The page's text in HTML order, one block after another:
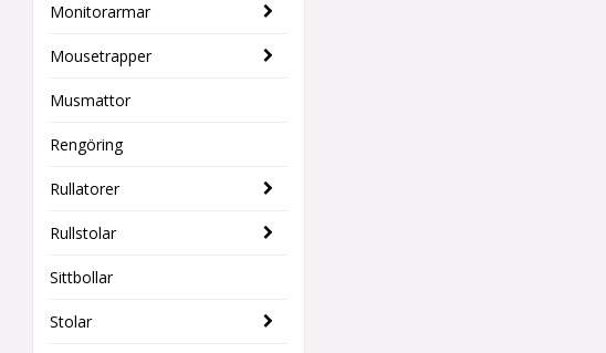
Monitorarmar
Mousetrapper
Musmattor
Rengöring
Rullatorer
Rullstolar
Sittbollar
Stolar